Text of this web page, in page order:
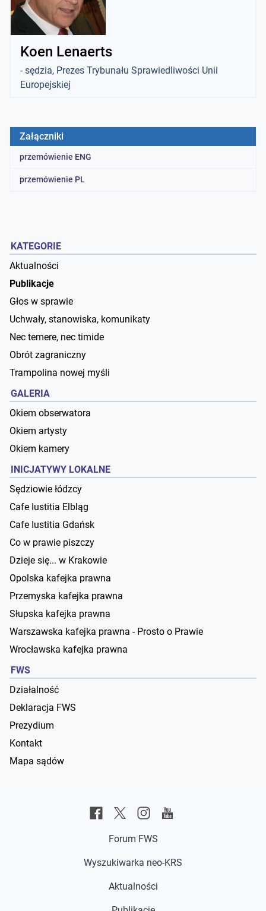
Koen Lenaerts
- sędzia, Prezes Trybunału Sprawiedliwości Unii
Europejskiej
Załączniki
przemówienie ENG
przemówienie PL
KATEGORIE
Aktualności
Publikacje
Głos w sprawie
Uchwały, stanowiska, komunikaty
Nec temere, nec timide
Obrót zagraniczny
Trampolina nowej myśli
GALERIA
Okiem obserwatora
Okiem artysty
Okiem kamery
INICJATYWY LOKALNE
Sędziowie łódzcy
Cafe Iustitia Elbląg
Cafe Iustitia Gdańsk
Co w prawie piszczy
Dzieje się... w Krakowie
Opolska kafejka prawna
Przemyska kafejka prawna
Słupska kafejka prawna
Warszawska kafejka prawna - Prosto o Prawie
Wrocławska kafejka prawna
FWS
Działalność
Deklaracja FWS
Prezydium
Kontakt
Mapa sądów
Forum FWS
Wyszukiwarka neo-KRS
Aktualności